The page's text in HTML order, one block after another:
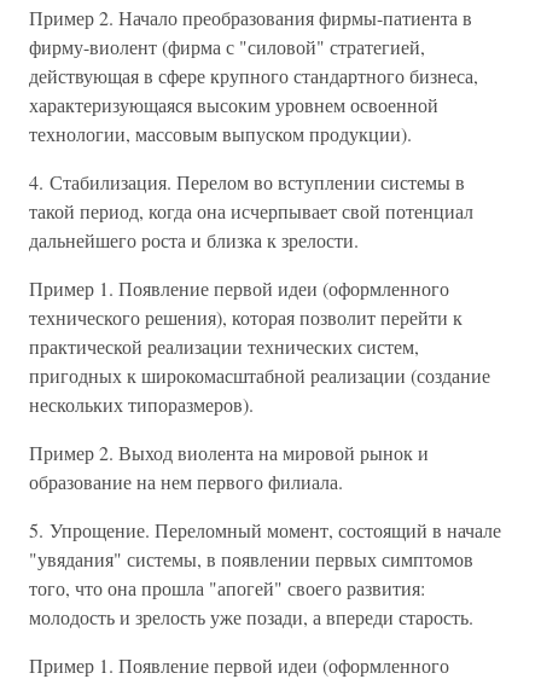
Пример 2. Начало преобразования фирмы-патиента в
фирму-виолент (фирма с "силовой" стратегией,
действующая в сфере крупного стандартного бизнеса,
характеризующаяся высоким уровнем освоенной
технологии, массовым выпуском продукции).
4. Стабилизация. Перелом во вступлении системы в
такой период, когда она исчерпывает свой потенциал
дальнейшего роста и близка к зрелости.
Пример 1. Появление первой идеи (оформленного
технического решения), которая позволит перейти к
практической реализации технических систем,
пригодных к широкомасштабной реализации (создание
нескольких типоразмеров).
Пример 2. Выход виолента на мировой рынок и
образование на нем первого филиала.
5. Упрощение. Переломный момент, состоящий в начале
"увядания" системы, в появлении первых симптомов
того, что она прошла "апогей" своего развития:
молодость и зрелость уже позади, а впереди старость.
Пример 1. Появление первой идеи (оформленного